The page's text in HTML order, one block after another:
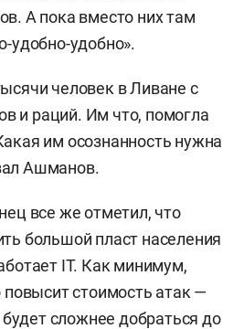
А пока вместо них там
удобно-удобно».
человек в Ливане с
и раций. Им что, помогла
им осознанность нужна
Ашманов.
все же отметил, что
большой пласт населения
IT. Как минимум,
повысит стоимость атак —
сложнее добраться до